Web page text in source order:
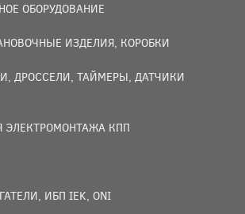
ОБОРУДОВАНИЕ
ИЗДЕЛИЯ, КОРОБКИ
ДРОССЕЛИ, ТАЙМЕРЫ, ДАТЧИКИ
ЭЛЕКТРОМОНТАЖА КПП
ИБП IEK, ONI